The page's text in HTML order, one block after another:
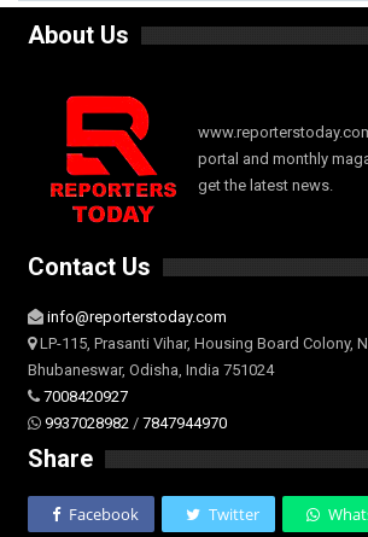
About Us
portal and monthly
get the latest news.
Contact Us
info@reporterstoday.com
LP-115, Prasanti Vihar, Housing Board Colony,
Bhubaneswar, Odisha, India 751024
7008420927
9937028982 / 7847944970
Share
Facebook Twitter